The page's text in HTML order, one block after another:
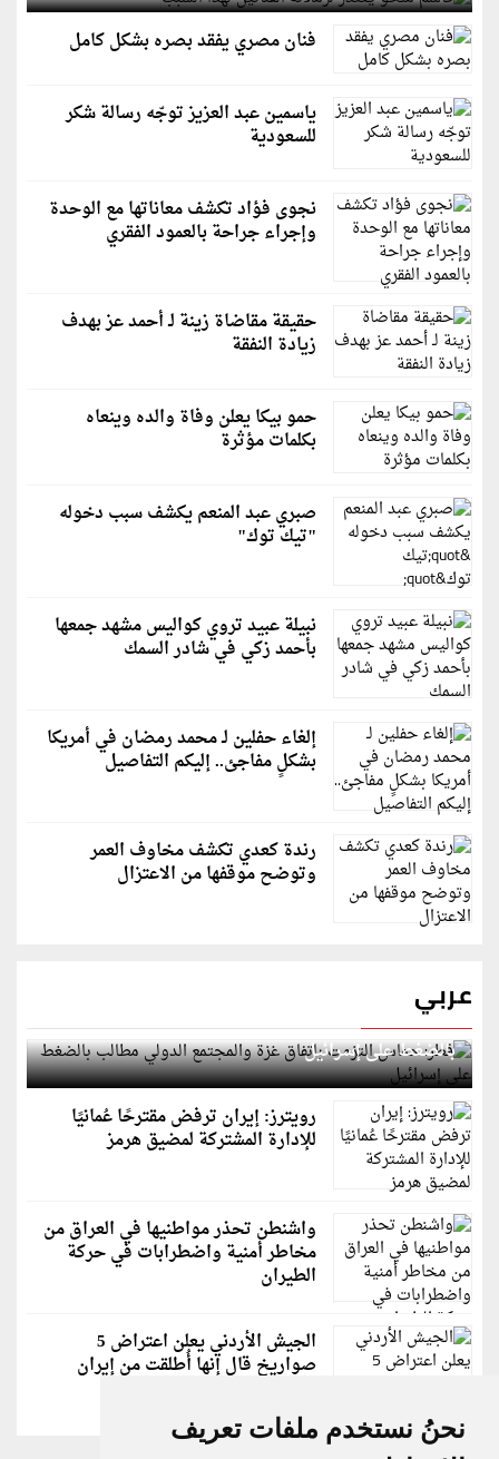
نحنُ نستخدم ملفات تعريف
فنان مصري يفقد بصره بشكل كامل
ياسمين عبد العزيز توجّه رسالة شكر
للسعودية
نجوى فؤاد تكشف معاناتها مع الوحدة
وإجراء جراحة بالعمود الفقري
حقيقة مقاضاة زينة لـ أحمد عز بهدف
زيادة النفقة
حمو بيكا يعلن وفاة والده وينعاه
بكلمات مؤثرة
صبري عبد المنعم يكشف سبب دخوله
"تيك توك"
نبيلة عبيد تروي كواليس مشهد جمعها
بأحمد زكي في شادر السمك
إلغاء حفلين لـ محمد رمضان في أمريكا
بشكلٍ مفاجئ.. إليكم التفاصيل
رندة كعدي تكشف مخاوف العمر
وتوضح موقفها من الاعتزال
عربي
قطر: حماس التزمت باتفاق غزة والمجتمع الدولي مطالب
بالضغط على إسرائيل
رويترز: إيران ترفض مقترحًا عُمانيًا
للإدارة المشتركة لمضيق هرمز
واشنطن تحذر مواطنيها في العراق من
مخاطر أمنية واضطرابات في حركة
الطيران
الجيش الأردني يعلن اعتراض 5
صواريخ قال إنها أُطلقت من إيران